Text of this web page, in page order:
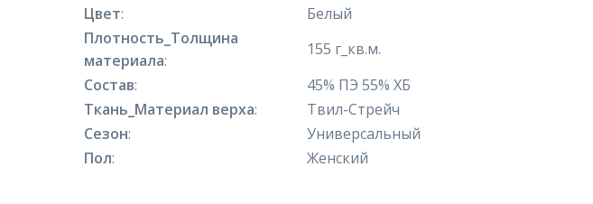
Цвет:
Белый
Плотность_Толщина
материала:
155 г_кв.м.
Состав:
45% ПЭ 55% ХБ
Ткань_Материал верха:
Твил-Стрейч
Сезон:
Универсальный
Пол: Женский